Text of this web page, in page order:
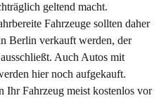
geltend macht.
Fahrzeuge sollten daher
Berlin verkauft werden, der
Auch Autos mit
hier noch aufgekauft.
Ihr Fahrzeug meist kostenlos vor